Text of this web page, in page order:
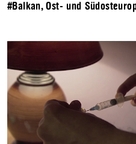
#Balkan, Ost- und